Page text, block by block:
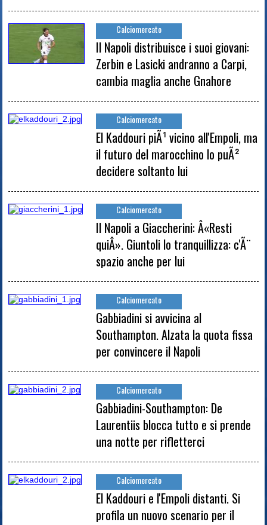
Calciomercato
Il Napoli distribuisce i suoi giovani:
Zerbin e Lasicki andranno a Carpi,
cambia maglia anche Gnahore
Calciomercato
El Kaddouri piÃ¹ vicino all'Empoli, ma
il futuro del marocchino lo puÃ²
decidere soltanto lui
Calciomercato
Il Napoli a Giaccherini: Â«Resti
quiÂ». Giuntoli lo tranquillizza: c'Ã¨
spazio anche per lui
Calciomercato
Gabbiadini si avvicina al
Southampton. Alzata la quota fissa
per convincere il Napoli
Calciomercato
Gabbiadini-Southampton: De
Laurentiis blocca tutto e si prende
una notte per rifletterci
Calciomercato
El Kaddouri e l'Empoli distanti. Si
profila un nuovo scenario per il